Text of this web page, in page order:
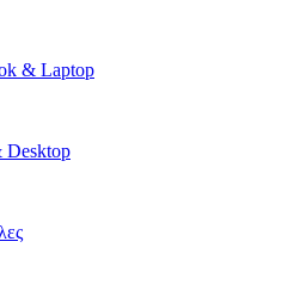
& Laptop
Desktop